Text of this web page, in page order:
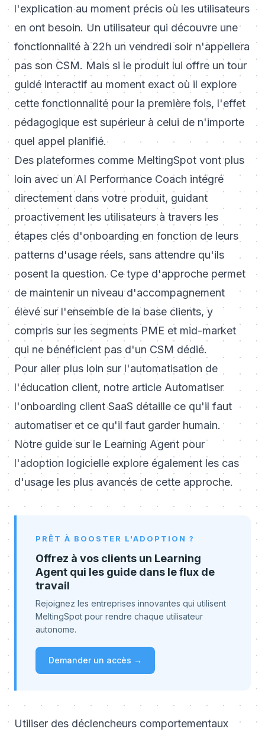
l'explication au moment précis où les utilisateurs
en ont besoin. Un utilisateur qui découvre une
fonctionnalité à 22h un vendredi soir n'appellera
pas son CSM. Mais si le produit lui offre un tour
guidé interactif au moment exact où il explore
cette fonctionnalité pour la première fois, l'effet
pédagogique est supérieur à celui de n'importe
quel appel planifié.
Des plateformes comme MeltingSpot vont plus
loin avec un AI Performance Coach intégré
directement dans votre produit, guidant
proactivement les utilisateurs à travers les
étapes clés d'onboarding en fonction de leurs
patterns d'usage réels, sans attendre qu'ils
posent la question. Ce type d'approche permet
de maintenir un niveau d'accompagnement
élevé sur l'ensemble de la base clients, y
compris sur les segments PME et mid-market
qui ne bénéficient pas d'un CSM dédié.
Pour aller plus loin sur l'automatisation de
l'éducation client, notre article Automatiser
l'onboarding client SaaS détaille ce qu'il faut
automatiser et ce qu'il faut garder humain.
Notre guide sur le Learning Agent pour
l'adoption logicielle explore également les cas
d'usage les plus avancés de cette approche.
PRÊT À BOOSTER L'ADOPTION ?
Offrez à vos clients un Learning
Agent qui les guide dans le flux de
travail
Rejoignez les entreprises innovantes qui utilisent
MeltingSpot pour rendre chaque utilisateur
autonome.
Demander un accès →
Utiliser des déclencheurs comportementaux